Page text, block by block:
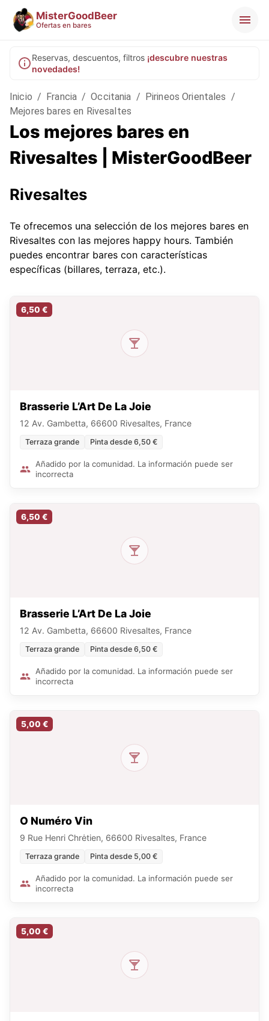
MisterGoodBeer
Ofertas en bares
Reservas, descuentos, filtros ¡descubre nuestras
novedades!
Inicio / Francia / Occitania / Pirineos Orientales /
Mejores bares en Rivesaltes
Los mejores bares en
Rivesaltes | MisterGoodBeer
Rivesaltes
Te ofrecemos una selección de los mejores bares en
Rivesaltes con las mejores happy hours. También
puedes encontrar bares con características
específicas (billares, terraza, etc.).
6,50 €
Brasserie L’Art De La Joie
12 Av. Gambetta, 66600 Rivesaltes, France
Terraza grande Pinta desde 6,50 €
Añadido por la comunidad. La información puede ser
incorrecta
6,50 €
Brasserie L’Art De La Joie
12 Av. Gambetta, 66600 Rivesaltes, France
Terraza grande Pinta desde 6,50 €
Añadido por la comunidad. La información puede ser
incorrecta
5,00 €
O Numéro Vin
9 Rue Henri Chrėtien, 66600 Rivesaltes, France
Terraza grande Pinta desde 5,00 €
Añadido por la comunidad. La información puede ser
incorrecta
5,00 €